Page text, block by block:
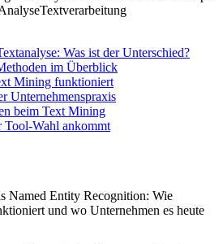
Textverarbeitung
Was ist der Unterschied?
im Überblick
Mining funktioniert
Unternehmenspraxis
beim Text Mining
Tool-Wahl ankommt
Named Entity Recognition: Wie
und wo Unternehmen es heute